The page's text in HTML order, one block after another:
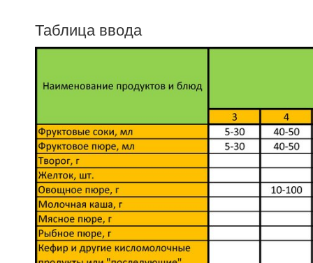
Таблица ввода